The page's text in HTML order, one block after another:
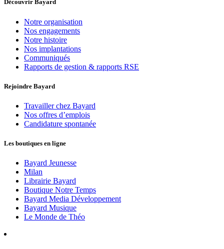
Découvrir Bayard
Notre organisation
Nos engagements
Notre histoire
Nos implantations
Communiqués
Rapports de gestion & rapports RSE
Rejoindre Bayard
Travailler chez Bayard
Nos offres d’emplois
Candidature spontanée
Les boutiques en ligne
Bayard Jeunesse
Milan
Librairie Bayard
Boutique Notre Temps
Bayard Media Développement
Bayard Musique
Le Monde de Théo